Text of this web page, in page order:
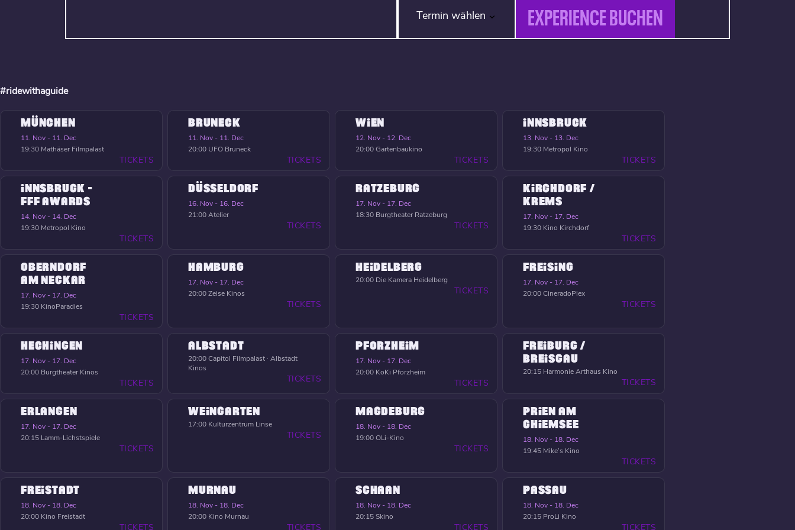
Termin wählen EXPERIENCE BUCHEN
#ridewithaguide
MÜNCHEN
11. Nov - 11. Dec
19:30 Mathäser Filmpalast
TICKETS
BRUNECK
11. Nov - 11. Dec
20:00 UFO Bruneck
TICKETS
WIEN
12. Nov - 12. Dec
20:00Gartenbaukino
TICKETS
INNSBRUCK
13. Nov - 13. Dec
19:30 Metropol Kino
TICKETS
INNSBRUCK -
FFF AWARDS
14. Nov - 14. Dec
19:30 Metropol Kino
TICKETS
DÜSSELDORF
16. Nov - 16. Dec
21:00Atelier
TICKETS
RATZEBURG
17. Nov - 17. Dec
18:30 Burgtheater Ratzeburg
TICKETS
KIRCHDORF /
KREMS
17. Nov - 17. Dec
19:30 Kino Kirchdorf
TICKETS
OBERNDORF
AM NECKAR
17. Nov - 17. Dec
19:30 KinoParadies
TICKETS
HAMBURG
17. Nov - 17. Dec
20:00Zeise Kinos
TICKETS
HEIDELBERG
20:00 Die Kamera Heidelberg
TICKETS
FREISING
17. Nov - 17. Dec
20:00CineradoPlex
TICKETS
HECHINGEN
17. Nov - 17. Dec
20:00 Burgtheater Kinos
TICKETS
ALBSTADT
20:00Capitol Filmpalast · Albstadt
Kinos
TICKETS
PFORZHEIM
17. Nov - 17. Dec
20:00 KoKi Pforzheim
TICKETS
FREIBURG /
BREISGAU
20:15 Harmonie Arthaus Kino
TICKETS
ERLANGEN
17. Nov - 17. Dec
20:15 Lamm-Lichstspiele
TICKETS
WEINGARTEN
17:00 Kulturzentrum Linse
TICKETS
MAGDEBURG
18. Nov - 18. Dec
19:00OLi-Kino
TICKETS
PRIEN AM
CHIEMSEE
18. Nov - 18. Dec
19:45 Mike’s Kino
TICKETS
FREISTADT
18. Nov - 18. Dec
20:00 Kino Freistadt
TICKETS
MURNAU
18. Nov - 18. Dec
20:00 Kino Murnau
TICKETS
SCHAAN
18. Nov - 18. Dec
20:15Skino
TICKETS
PASSAU
18. Nov - 18. Dec
20:15 ProLi Kino
TICKETS